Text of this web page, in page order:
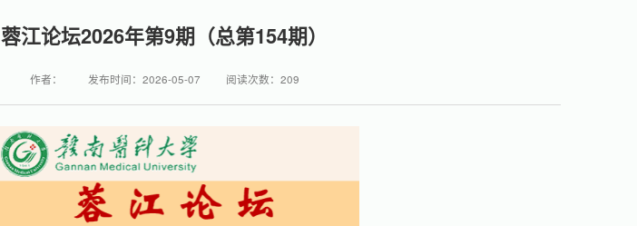
蓉江论坛2026年第9期（总第154期）
作者： 发布时间：2026-05-07 阅读次数： 209